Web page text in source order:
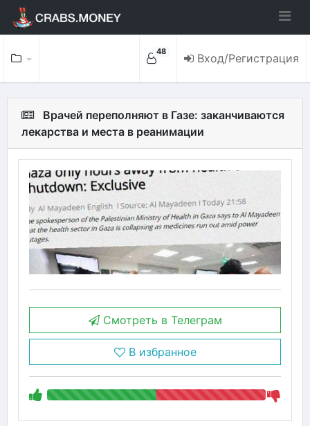
48 Вход/Регистрация
Врачей переполняют в Газе: заканчиваются
лекарства и места в реанимации
Смотреть в Телеграм
В избранное